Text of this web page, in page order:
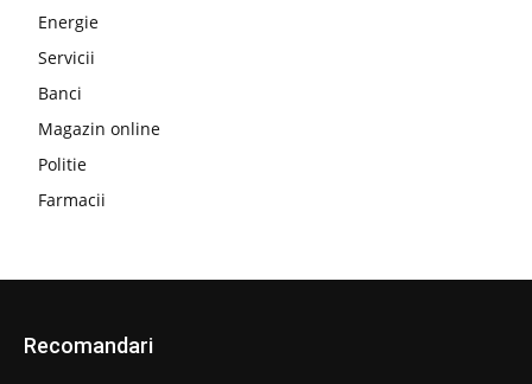
Energie
Servicii
Banci
Magazin online
Politie
Farmacii
Recomandari